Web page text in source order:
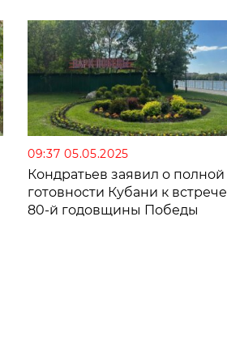
09:37 05.05.2025
Кондратьев заявил о полной
готовности Кубани к встрече
80-й годовщины Победы